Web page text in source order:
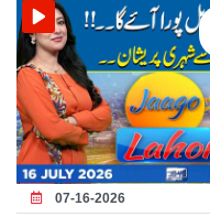
07-16-2026